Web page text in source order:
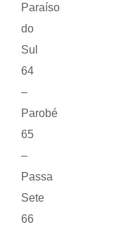
Paraíso
do
Sul
64
–
Parobé
65
–
Passa
Sete
66